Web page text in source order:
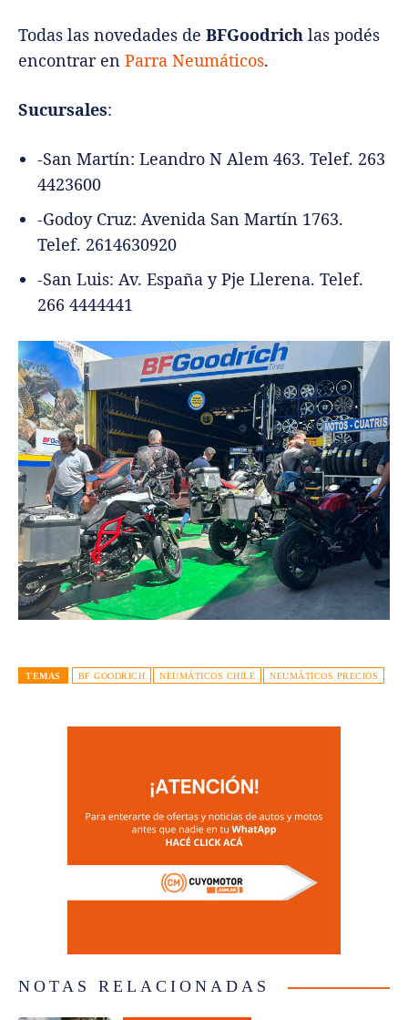
Todas las novedades de BFGoodrich las podés
encontrar en Parra Neumáticos.
Sucursales:
-San Martín: Leandro N Alem 463. Telef. 263
4423600
-Godoy Cruz: Avenida San Martín 1763.
Telef. 2614630920
-San Luis: Av. España y Pje Llerena. Telef.
266 4444441
TEMAS BF GOODRICH NEUMÁTICOS CHILE NEUMÁTICOS PRECIOS
NOTAS RELACIONADAS